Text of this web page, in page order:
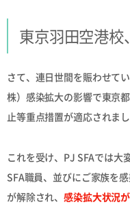
東京羽田空港
さて、連日世間を賑わせて
株）感染拡大の影響で東京
止等重点措置が適応されまし
これを受け、PJ SFAでは大
SFA職員、並びにご家族を感
が解除され、感染拡大状況